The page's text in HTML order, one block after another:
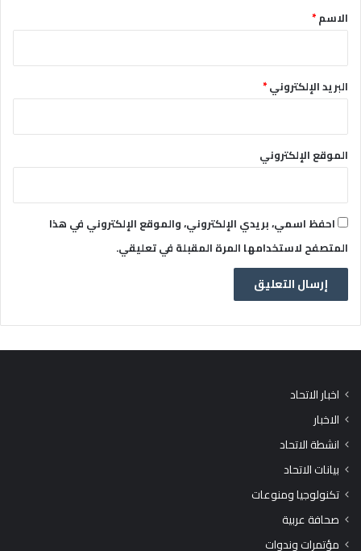
*الاسم*
البريد الإلكتروني*
الموقع الإلكتروني
احفظ اسمي، بريدي الإلكتروني، والموقع الإلكتروني في هذا
المتصفح لاستخدامها المرة المقبلة في تعليقي.
اخبار الاتحاد
الاخبار
انشطة الاتحاد
بيانات الاتحاد
تكنولوجيا ومنوعات
صحافة عربية
مؤتمرات وندوات